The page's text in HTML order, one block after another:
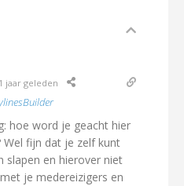
1 jaar geleden
hoe word je geacht hier
Wel fijn dat je zelf kunt
slapen en hierover niet
je medereizigers en